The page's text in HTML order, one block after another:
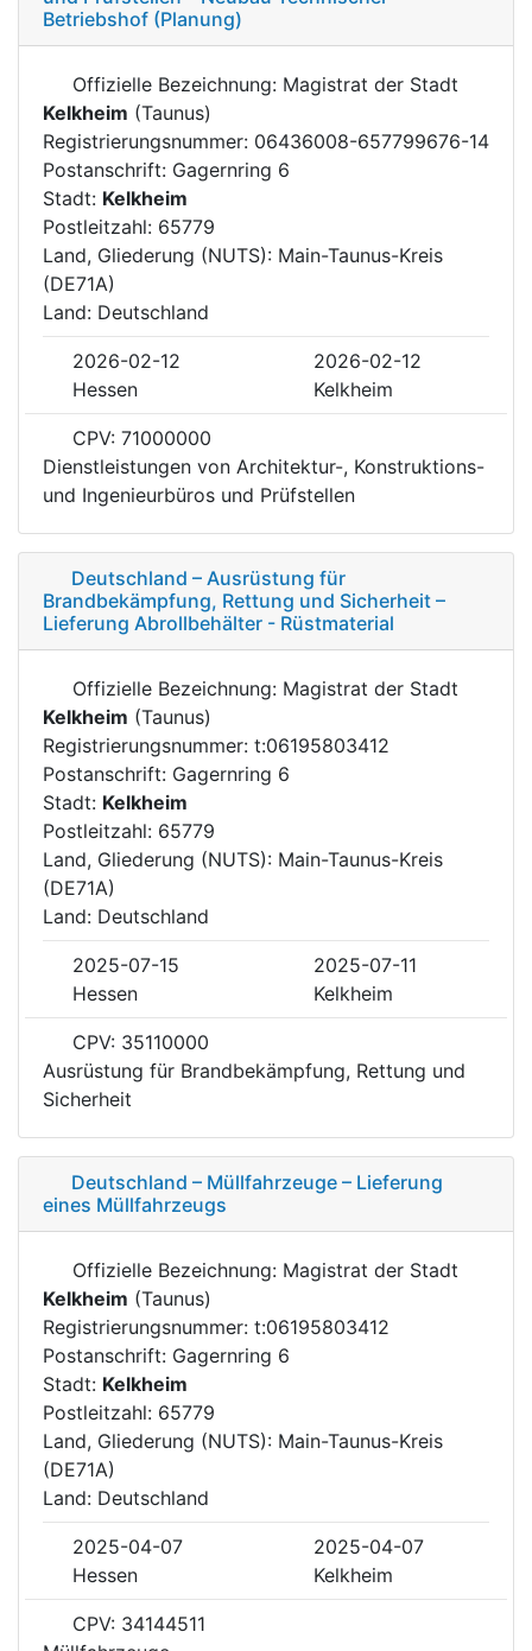
Betriebshof (Planung)
Offizielle Bezeichnung: Magistrat der Stadt
Kelkheim (Taunus)
Registrierungsnummer: 06436008-657799676-14
Postanschrift: Gagernring 6
Stadt: Kelkheim
Postleitzahl: 65779
Land, Gliederung (NUTS): Main-Taunus-Kreis
(DE71A)
Land: Deutschland
2026-02-12
2026-02-12
Hessen
Kelkheim
CPV: 71000000
Dienstleistungen von Architektur-, Konstruktions-
und Ingenieurbüros und Prüfstellen
Deutschland – Ausrüstung für
Brandbekämpfung, Rettung und Sicherheit –
Lieferung Abrollbehälter - Rüstmaterial
Offizielle Bezeichnung: Magistrat der Stadt
Kelkheim (Taunus)
Registrierungsnummer: t:06195803412
Postanschrift: Gagernring 6
Stadt: Kelkheim
Postleitzahl: 65779
Land, Gliederung (NUTS): Main-Taunus-Kreis
(DE71A)
Land: Deutschland
2025-07-15
2025-07-11
Hessen
Kelkheim
CPV: 35110000
Ausrüstung für Brandbekämpfung, Rettung und
Sicherheit
Deutschland – Müllfahrzeuge – Lieferung
eines Müllfahrzeugs
Offizielle Bezeichnung: Magistrat der Stadt
Kelkheim (Taunus)
Registrierungsnummer: t:06195803412
Postanschrift: Gagernring 6
Stadt: Kelkheim
Postleitzahl: 65779
Land, Gliederung (NUTS): Main-Taunus-Kreis
(DE71A)
Land: Deutschland
2025-04-07
2025-04-07
Hessen
Kelkheim
CPV: 34144511